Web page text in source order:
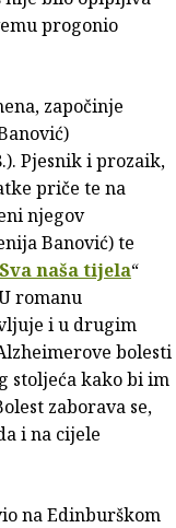
progonio
započinje
Pjesnik i prozaik,
priče te na
njegov
Banović) te
Sva naša tijela“
romanu
i u drugim
bolesti
stoljeća kako bi im
zaborava se,
i na cijele
na Edinburškom